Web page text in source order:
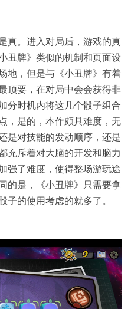
真。进入对局后，游戏的真
丑牌》类似的机制和页面设
地，但是与《小丑牌》有着
顶要，在对局中会会获得非
分时机内将这几个骰子组合
，是的，本作颇具难度，无
是对技能的发动顺序，还是
充斥着对大脑的开发和脑力
强了难度，使得整场游玩途
的是，《小丑牌》只需要拿
子的使用考虑的就多了。